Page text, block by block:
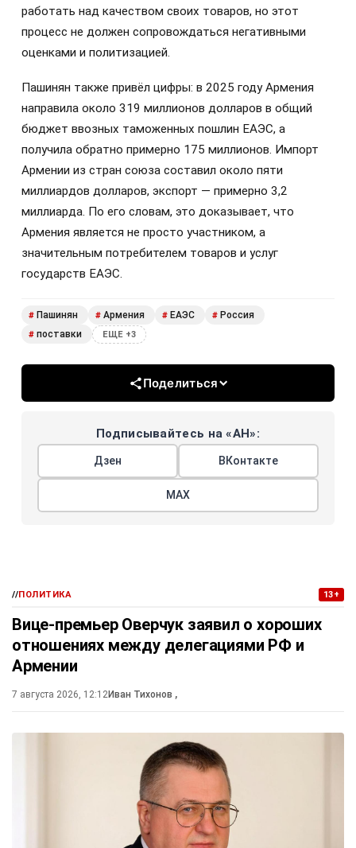
работать над качеством своих товаров, но этот
процесс не должен сопровождаться негативными
оценками и политизацией.
Пашинян также привёл цифры: в 2025 году Армения
направила около 319 миллионов долларов в общий
бюджет ввозных таможенных пошлин ЕАЭС, а
получила обратно примерно 175 миллионов. Импорт
Армении из стран союза составил около пяти
миллиардов долларов, экспорт — примерно 3,2
миллиарда. По его словам, это доказывает, что
Армения является не просто участником, а
значительным потребителем товаров и услуг
государств ЕАЭС.
# Пашинян # Армения # ЕАЭС # Россия
# поставки ЕЩЕ +3
Поделиться
Подписывайтесь на «АН»:
Дзен ВКонтакте
МАХ
//ПОЛИТИКА 13+
Вице-премьер Оверчук заявил о хороших
отношениях между делегациями РФ и
Армении
7 августа 2026, 12:12Иван Тихонов ,